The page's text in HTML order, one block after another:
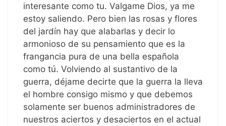
interesante como tu. Valgame Dios, ya me
estoy saliendo. Pero bien las rosas y flores
del jardín hay que alabarlas y decir lo
armonioso de su pensamiento que es la
frangancia pura de una bella española
como tú. Volviendo al sustantivo de la
guerra, déjame decirte que la guerra la lleva
el hombre consigo mismo y que debemos
solamente ser buenos administradores de
nuestros aciertos y desaciertos en el actual